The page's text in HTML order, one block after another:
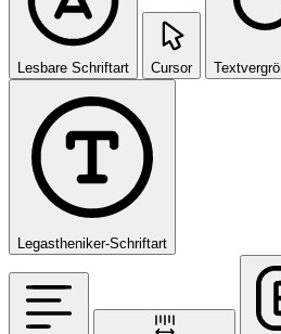
Lesbare Schriftart Cursor
Legastheniker-Schriftart